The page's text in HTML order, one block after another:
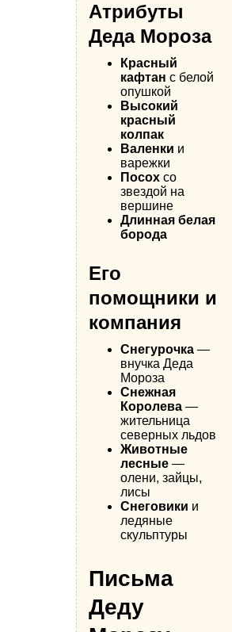
Атрибуты
Деда Мороза
Красный
кафтан с белой
опушкой
Высокий
красный
колпак
Валенки и
варежки
Посох со
звездой на
вершине
Длинная белая
борода
Его
помощники и
компания
Снегурочка —
внучка Деда
Мороза
Снежная
Королева —
жительница
северных льдов
Животные
лесные —
олени, зайцы,
лисы
Снеговики и
ледяные
скульптуры
Письма
Деду